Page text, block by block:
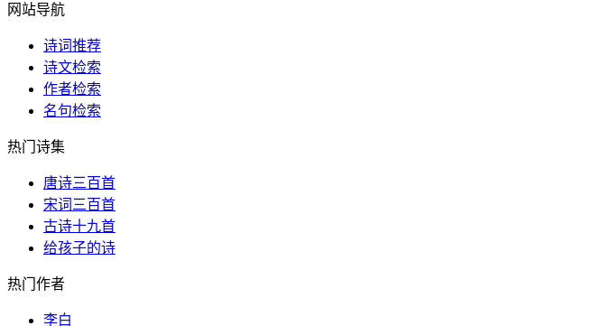
网站导航
诗词推荐
诗文检索
作者检索
名句检索
热门诗集
唐诗三百首
宋词三百首
古诗十九首
给孩子的诗
热门作者
李白